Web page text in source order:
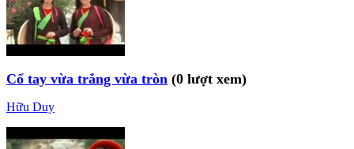
Cổ tay vừa trắng vừa tròn (0 lượt xem)
Hữu Duy